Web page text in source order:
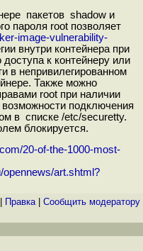
пакетов shadow и
пароля root позволяет
image-vulnerability-
внутри контейнера при
доступа к контейнеру или
в непривилегированном
Также можно
root при наличии
возможности подключения
в списке /etc/securetty.
блокируется.
20-of-the-1000-most-
opennews/art.shtml?
Правка| Cообщить модератору